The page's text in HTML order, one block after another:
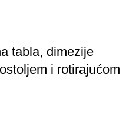
tabla, dimezije
i rotirajućom